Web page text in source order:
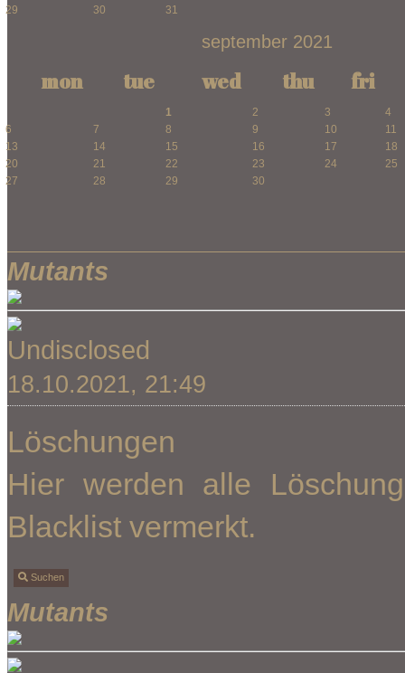
29
30 31
september 2021
mon tue wed thu fri
1 2 3
4
6
7 8 9 10
11
13
14 15 16 17
18
20
21 22 23 24
25
27
28 29 30
Mutants
Undisclosed
18.10.2021, 21:49
Löschungen
Hier werden alle
Blacklist vermerkt.
Suchen
Mutants